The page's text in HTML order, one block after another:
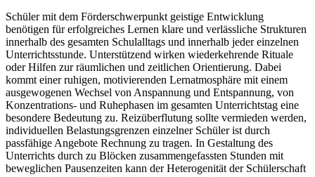
Schüler mit dem Förderschwerpunkt geistige Entwicklung
benötigen für erfolgreiches Lernen klare und verlässliche Strukturen
innerhalb des gesamten Schulalltags und innerhalb jeder einzelnen
Unterrichtsstunde. Unterstützend wirken wiederkehrende Rituale
oder Hilfen zur räumlichen und zeitlichen Orientierung. Dabei
kommt einer ruhigen, motivierenden Lernatmosphäre mit einem
ausgewogenen Wechsel von Anspannung und Entspannung, von
Konzentrations- und Ruhephasen im gesamten Unterrichtstag eine
besondere Bedeutung zu. Reizüberflutung sollte vermieden werden,
individuellen Belastungsgrenzen einzelner Schüler ist durch
passfähige Angebote Rechnung zu tragen. In Gestaltung des
Unterrichts durch zu Blöcken zusammengefassten Stunden mit
beweglichen Pausenzeiten kann der Heterogenität der Schülerschaft